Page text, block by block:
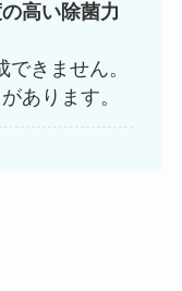
高い除菌力
きません。
あります。